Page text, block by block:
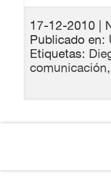
17-12-2010 |
Publicado en:
Etiquetas:
comunicación,